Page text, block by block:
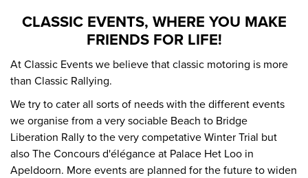
CLASSIC EVENTS, WHERE YOU MAKE
FRIENDS FOR LIFE!
At Classic Events we believe that classic motoring is more
than Classic Rallying.
We try to cater all sorts of needs with the different events
we organise from a very sociable Beach to Bridge
Liberation Rally to the very competative Winter Trial but
also The Concours d'élégance at Palace Het Loo in
Apeldoorn. More events are planned for the future to widen